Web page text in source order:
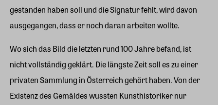
gestanden haben soll und die Signatur fehlt, wird davon
ausgegangen, dass er noch daran arbeiten wollte.
Wo sich das Bild die letzten rund 100 Jahre befand, ist
nicht vollständig geklärt. Die längste Zeit soll es zu einer
privaten Sammlung in Österreich gehört haben. Von der
Existenz des Gemäldes wussten Kunsthistoriker nur